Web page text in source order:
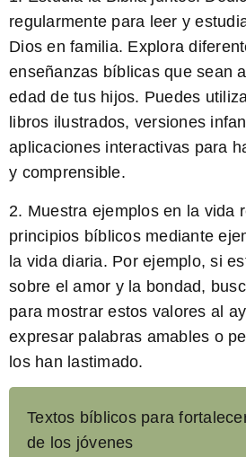
regularmente para leer y
Dios en familia. Explora
enseñanzas bíblicas que sean
edad de tus hijos. Puedes
libros ilustrados, versiones
aplicaciones interactivas para
y comprensible.
2. Muestra ejemplos en la vida
principios bíblicos mediante
la vida diaria. Por ejemplo, si
sobre el amor y la bondad,
para mostrar estos valores al
expresar palabras amables o
los han lastimado.
Textos bíblicos para
de los jóvenes